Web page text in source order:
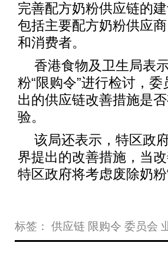
完善配方奶粉供应链的
包括主要配方奶粉供应
和消费者。
香港食物及卫生局表
粉“限购令”进行检讨，
出的供应链改善措施是
验。
该局还表示，特区政
界提出的改善措施，当
特区政府将考虑废除奶
标签： 供应链 限购令 委员会